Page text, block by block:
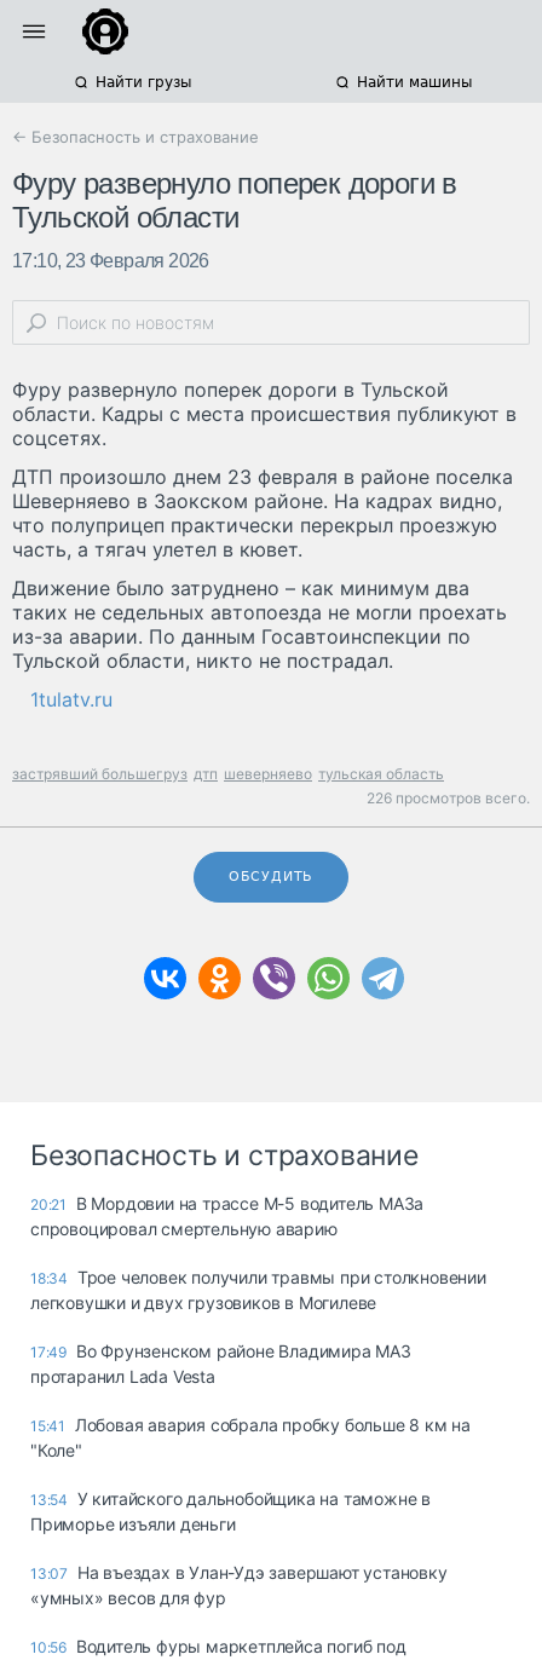
Найти грузы Найти машины
← Безопасность и страхование
Фуру развернуло поперек дороги в
Тульской области
17:10, 23 Февраля 2026
Фуру развернуло поперек дороги в Тульской
области. Кадры с места происшествия публикуют в
соцсетях.
ДТП произошло днем 23 февраля в районе поселка
Шеверняево в Заокском районе. На кадрах видно,
что полуприцеп практически перекрыл проезжую
часть, а тягач улетел в кювет.
Движение было затруднено – как минимум два
таких не седельных автопоезда не могли проехать
из-за аварии. По данным Госавтоинспекции по
Тульской области, никто не пострадал.
1tulatv.ru
застрявший большегруз дтп шеверняево тульская область
226 просмотров всего.
ОБСУДИТЬ
Безопасность и страхование
20:21
В Мордовии на трассе М-5 водитель МАЗа
спровоцировал смертельную аварию
18:34 Трое человек получили травмы при столкновении
легковушки и двух грузовиков в Могилеве
17:49 Во Фрунзенском районе Владимира МАЗ
протаранил Lada Vesta
15:41
Лобовая авария собрала пробку больше 8 км на
"Коле"
13:54 У китайского дальнобойщика на таможне в
Приморье изъяли деньги
13:07
Ha въeздax в Улaн-Удэ зaвepшaют ycтaнoвкy
«yмныx» вecoв для фyp
10:56 Водитель фуры маркетплейса погиб под